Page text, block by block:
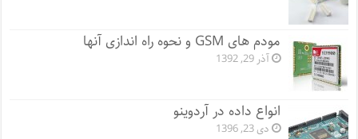
مودم های GSM و نحوه راه اندازی آنها
آذر 29, 1392
انواع داده در آردوینو
دی 23, 1396